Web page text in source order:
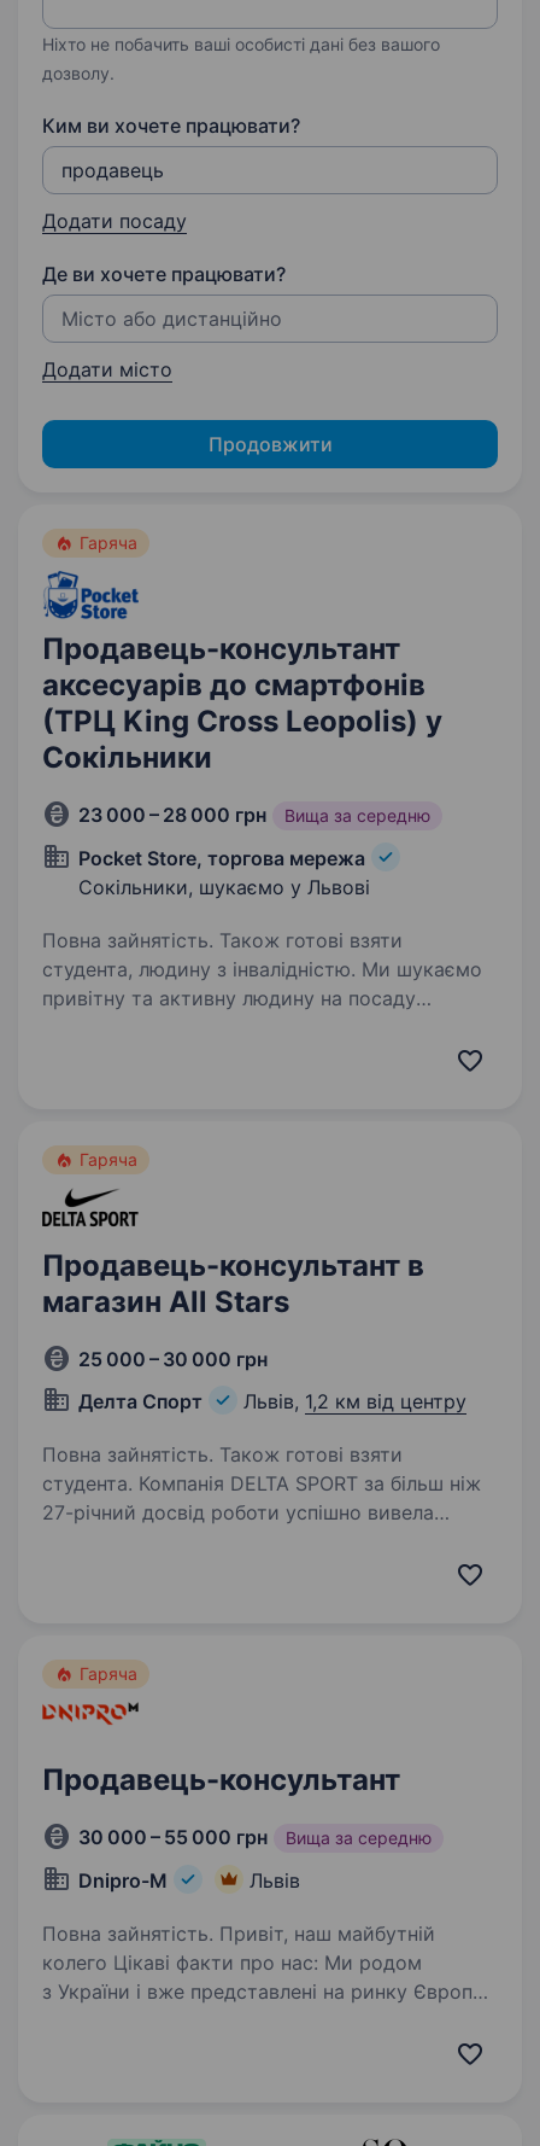
Ніхто не побачить ваші особисті дані без вашого
дозволу.
Ким ви хочете працювати?
Додати посаду
Де ви хочете працювати?
Додати місто
Продовжити
Гаряча
Продавець-консультант
аксесуарів до смартфонів
(ТРЦ King Cross Leopolis) у
Сокільники
23 000 – 28 000 грн Вища за середню
Pocket Store, торгова мережа
Сокільники, шукаємо у Львові
Повна зайнятість. Також готові взяти
студента, людину з інвалідністю. Ми шукаємо
привітну та активну людину на посаду
смартфонів. Досвід роботи не обов’язковий —
найважливіший…
Гаряча
Продавець-консультант в
магазин All Stars
25 000 – 30 000 грн
Делта Спорт
Львів, 1,2 км від центру
Повна зайнятість. Також готові взяти
студента. Компанія DELTA SPORT за більш ніж
27-річний досвід роботи успішно вивела
у сегменті sport та fashion. Сьогодні в нашому
Гаряча
Продавець-консультант
30 000 – 55 000 грн Вища за середню
Dnipro-M Львів
Повна зайнятість. Привіт, наш майбутній
колего Цікаві факти про нас: Ми родом
з України і вже представлені на ринку Європи,